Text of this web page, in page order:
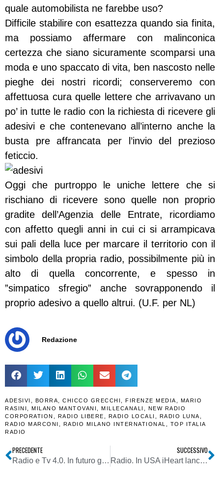
quale automobilista ne farebbe uso?
Difficile stabilire con esattezza quando sia finita,
ma possiamo affermare con malinconica
certezza che siano sicuramente scomparsi una
moda e uno spaccato di vita, ben nascosto nelle
pieghe dei nostri ricordi; conserveremo con
affettuosa cura quelle lettere che arrivavano un
po’ in tutte le radio con la richiesta di ricevere gli
adesivi e che contenevano all’interno anche la
busta pre affrancata per l’invio del prezioso
feticcio.
Oggi che purtroppo le uniche lettere che si
rischiano di ricevere sono quelle non proprio
gradite dell’Agenzia delle Entrate, ricordiamo
con affetto quegli anni in cui ci si arrampicava
sui pali della luce per marcare il territorio con il
simbolo della propria radio, possibilmente più in
alto di quella concorrente, e spesso in
”simpatico sfregio” anche sovrapponendo il
proprio adesivo a quello altrui. (U.F. per NL)
Redazione
ADESIVI BORRA CHICCO GRECCHI FIRENZE MEDIA
MARIO
RASINI
MILANO MANTOVANI MILLECANALI
NEW RADIO
CORPORATION
RADIO LIBERE RADIO LOCALI RADIO LUNA
RADIO MARCONI
RADIO MILANO INTERNATIONAL
TOP ITALIA
RADIO
PRECEDENTE
Radio e Tv 4.0. In futuro gli spot saranno sempre meno importanti. Vincente mix ricavi da digital audio, traffico e on demand
SUCCESSIVO
Radio. In USA iHeart lancia app stile Spotify ma con sequenze radiofoniche. Ecco come la Radio può competere con SOD. Ma in Italia si pensa ancora in stile FM